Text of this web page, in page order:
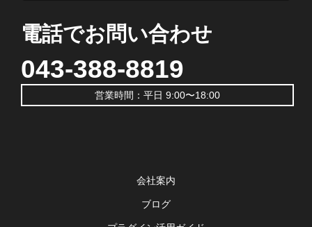
電話でお問い合わせ
043-388-8819
営業時間：平日 9:00〜18:00
会社案内
ブログ